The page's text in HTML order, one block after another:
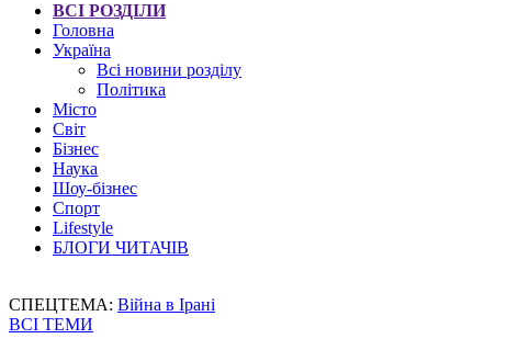
ВСІ РОЗДІЛИ
Головна
Україна
Всі новини розділу
Політика
Місто
Світ
Бізнес
Наука
Шоу-бізнес
Спорт
Lifestyle
БЛОГИ ЧИТАЧІВ
СПЕЦТЕМА: Війна в Ірані
ВСІ ТЕМИ